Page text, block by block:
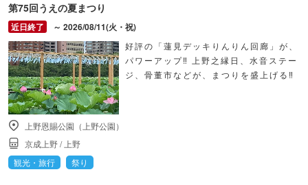
第75回うえの夏まつり
～ 2026/08/11(火・祝)
好評の「蓮見デッキりんりん回廊」が、
パワーアップ‼ 上野之縁日、水音ステー
ジ、骨董市などが、まつりを盛上げる‼
上野恩賜公園（上野公園）
京成上野/上野
観光・旅行
祭り